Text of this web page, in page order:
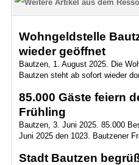
Wohngeldstelle
wieder geöffnet
Bautzen, 1. August 2025. Die
Bautzen steht ab sofort wieder
85.000 Gäste feiern
Frühling
Bautzen, 3. Juni 2025. 85.000
Juni 2025 den 1023. Bautzener
Stadt Bautzen